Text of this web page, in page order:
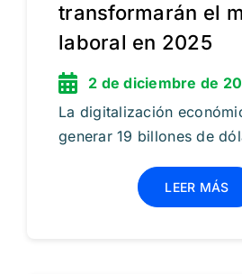
transformarán el
laboral en 2025
2 de diciembre de
La digitalización
generar 19 billones de
LEER MÁS